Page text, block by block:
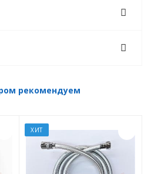
рекомендуем
ХИТ